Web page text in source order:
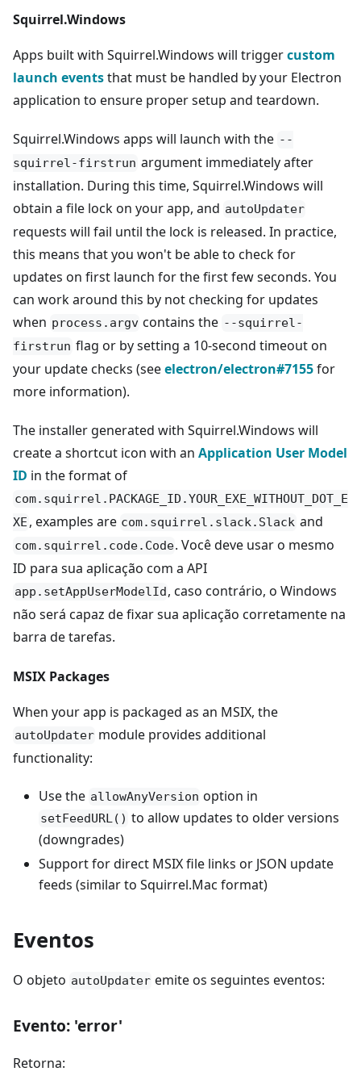
Squirrel.Windows
Apps built with Squirrel.Windows will triggercustom
launch eventsthat must be handled by your Electron
application to ensure proper setup and teardown.
Squirrel.Windows apps will launch with the --
squirrel-firstrun argument immediately after
installation. During this time, Squirrel.Windows will
obtain a file lock on your app, and autoUpdater
requests will fail until the lock is released. In practice,
this means that you won't be able to check for
updates on first launch for the first few seconds. You
can work around this by not checking for updates
when process.argv contains the --squirrel-
firstrun flag or by setting a 10-second timeout on
your update checks (seeelectron/electron#7155for
more information).
The installer generated with Squirrel.Windows will
create a shortcut icon with an Application User Model
ID in the format of
com.squirrel.PACKAGE_ID.YOUR_EXE_WITHOUT_DOT_E
XE , examples are com.squirrel.slack.Slack and
com.squirrel.code.Code. Você deve usar o mesmo
ID para sua aplicação com a API
app.setAppUserModelId, caso contrário, o Windows
não será capaz de fixar sua aplicação corretamente na
barra de tarefas.
MSIX Packages
When your app is packaged as an MSIX, the
autoUpdater module provides additional
functionality:
Use the allowAnyVersion option in
setFeedURL() to allow updates to older versions
(downgrades)
Support for direct MSIX file links or JSON update
feeds (similar to Squirrel.Mac format)
Eventos
O objeto autoUpdater emite os seguintes eventos:
Evento: 'error'
Retorna: